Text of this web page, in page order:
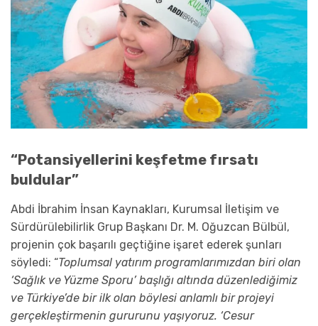
“Potansiyellerini keşfetme fırsatı
buldular”
Abdi İbrahim İnsan Kaynakları, Kurumsal İletişim ve
Sürdürülebilirlik Grup Başkanı Dr. M. Oğuzcan Bülbül ,
projenin çok başarılı geçtiğine işaret ederek şunları
söyledi: “Toplumsal yatırım programlarımızdan biri olan
‘Sağlık ve Yüzme Sporu’ başlığı altında düzenlediğimiz
ve Türkiye’de bir ilk olan böylesi anlamlı bir projeyi
gerçekleştirmenin gururunu yaşıyoruz. ‘Cesur